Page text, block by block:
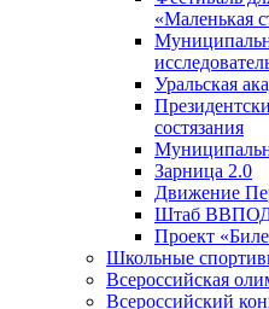
«Маленькая
Уральская
состязания
Зарница 2.0
Движение
Штаб
Проект
Школьные
Всероссийская
Всероссийский